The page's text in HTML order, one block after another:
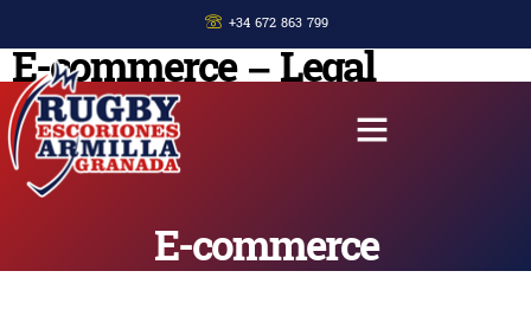
+34 672 863 799
E-commerce – Legal
E-commerce